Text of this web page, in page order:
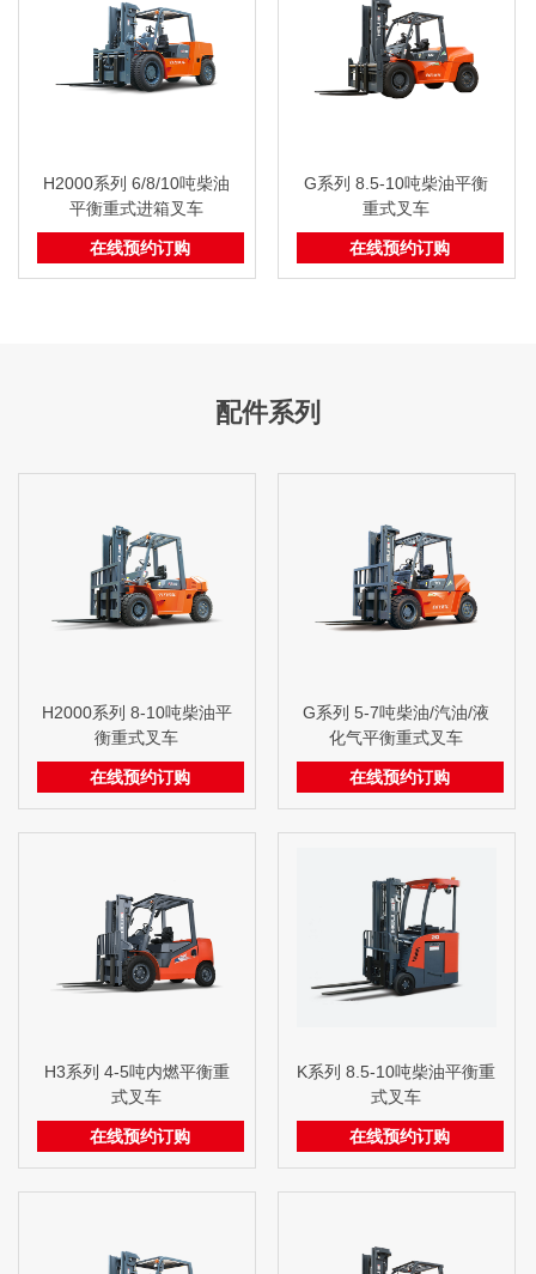
H2000系列 6/8/10吨柴油
平衡重式进箱叉车
在线预约订购
G系列 8.5-10吨柴油平衡
重式叉车
在线预约订购
配件系列
H2000系列 8-10吨柴油平
衡重式叉车
在线预约订购
G系列 5-7吨柴油/汽油/液
化气平衡重式叉车
在线预约订购
H3系列 4-5吨内燃平衡重
式叉车
在线预约订购
K系列 8.5-10吨柴油平衡重
式叉车
在线预约订购